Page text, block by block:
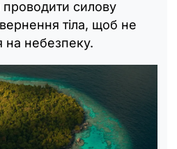
силову
тіла, щоб не
небезпеку.